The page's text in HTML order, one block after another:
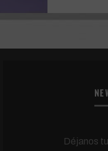
Déjanos